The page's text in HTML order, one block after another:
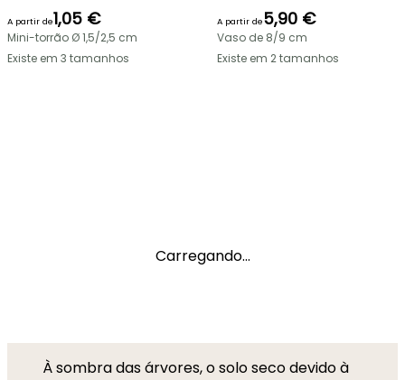
A partir de1,05 €
Mini-torrão Ø 1,5/2,5 cm
Existe em 3 tamanhos
A partir de5,90 €
Vaso de 8/9 cm
Existe em 2 tamanhos
Carregando...
À sombra das árvores, o solo seco devido à